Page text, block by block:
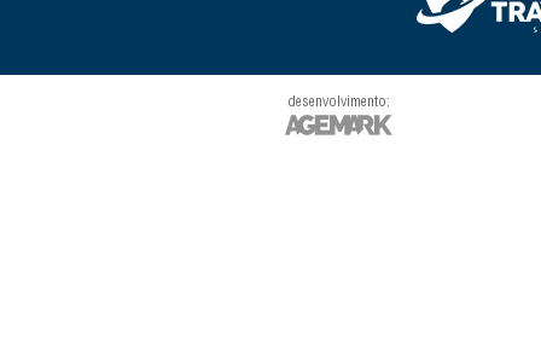
desenvolvimento: